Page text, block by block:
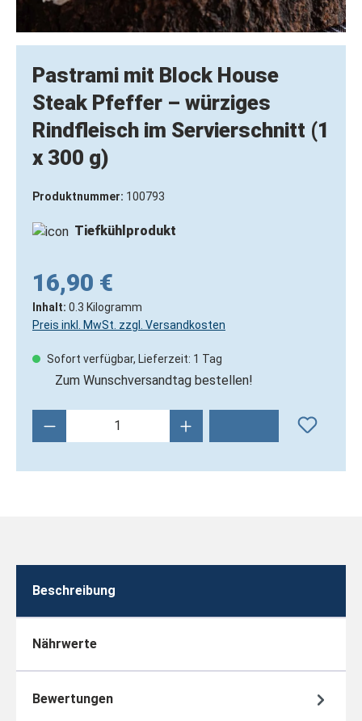
Pastrami mit Block House
Steak Pfeffer – würziges
Rindfleisch im Servierschnitt (1
x 300 g)
Produktnummer: 100793
Tiefkühlprodukt
16,90 €
Inhalt: 0.3 Kilogramm
Preis inkl. MwSt. zzgl. Versandkosten
Sofort verfügbar, Lieferzeit: 1 Tag
Zum Wunschversandtag bestellen!
Produkt Anzahl: Gib den gewünschten
Beschreibung
Nährwerte
Bewertungen